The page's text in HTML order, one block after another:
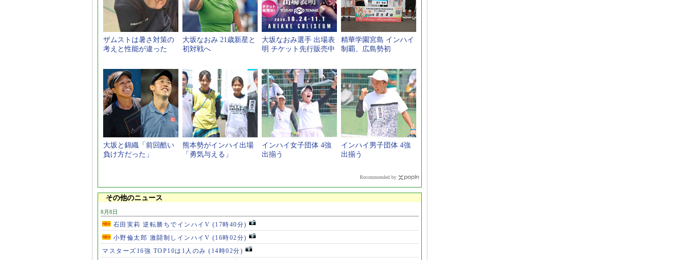
ザムストは暑さ対策の
考えと性能が違った
大坂なおみ 21歳新星と
初対戦へ
大坂なおみ選手 出場表
明 チケット先行販売中
精華学園宮島 インハイ
制覇、広島勢初
大坂と錦織「前回酷い
負け方だった」
熊本勢がインハイ出場
「勇気与える」
インハイ女子団体 4強
出揃う
インハイ男子団体 4強
出揃う
Recommended by
その他のニュース
8月8日
石田実莉 逆転勝ちでインハイV (17時40分)
小野倫太郎 激闘制しインハイV (16時02分)
マスターズ16強 TOP10は1人のみ (14時02分)